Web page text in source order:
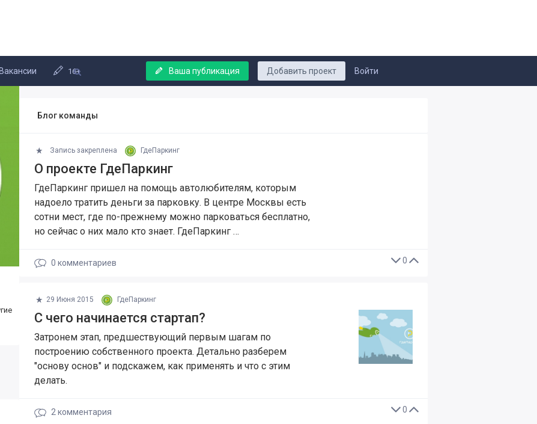
Войти
Добавить проект
Вакансии Ваша публикация
16+
Блог команды
Запись закреплена ГдеПаркинг
О проекте ГдеПаркинг
ГдеПаркинг пришел на помощь автолюбителям, которым
надоело тратить деньги за парковку. В центре Москвы есть
сотни мест, где по-прежнему можно парковаться бесплатно,
но сейчас о них мало кто знает. ГдеПаркинг …
0
0 комментариев
29 Июня 2015 ГдеПаркинг
​С чего начинается стартап?
Затронем этап, предшествующий первым шагам по
построению собственного проекта. Детально разберем
"основу основ" и подскажем, как применять и что с этим
делать.
0
2комментария